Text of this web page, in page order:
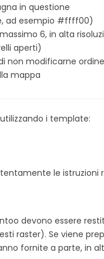
in questione
ad esempio #ffff00)
6, in alta
aperti)
non modificarne
mappa
i template:
le istruzioni
devono essere
raster). Se viene
fornite a parte, in